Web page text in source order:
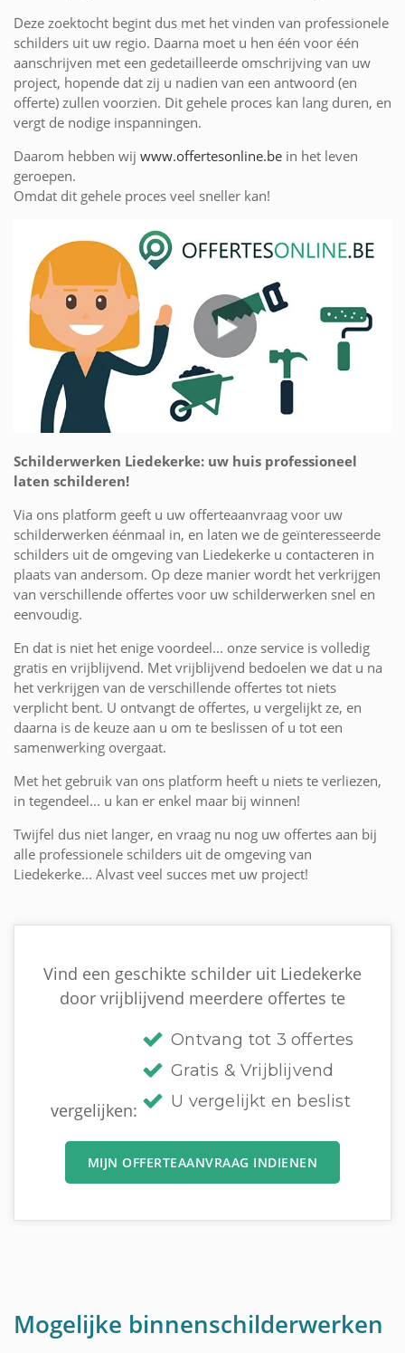
Deze zoektocht begint dus met het vinden van professionele
schilders uit uw regio. Daarna moet u hen één voor één
aanschrijven met een gedetailleerde omschrijving van uw
project, hopende dat zij u nadien van een antwoord (en
offerte) zullen voorzien. Dit gehele proces kan lang duren, en
vergt de nodige inspanningen.
Daarom hebben wij www.offertesonline.be in het leven
geroepen.
Omdat dit gehele proces veel sneller kan!
Schilderwerken Liedekerke: uw huis professioneel
laten schilderen!
Via ons platform geeft u uw offerteaanvraag voor uw
schilderwerken éénmaal in, en laten we de geïnteresseerde
schilders uit de omgeving van Liedekerke u contacteren in
plaats van andersom. Op deze manier wordt het verkrijgen
van verschillende offertes voor uw schilderwerken snel en
eenvoudig.
En dat is niet het enige voordeel... onze service is volledig
gratis en vrijblijvend. Met vrijblijvend bedoelen we dat u na
het verkrijgen van de verschillende offertes tot niets
verplicht bent. U ontvangt de offertes, u vergelijkt ze, en
daarna is de keuze aan u om te beslissen of u tot een
samenwerking overgaat.
Met het gebruik van ons platform heeft u niets te verliezen,
in tegendeel... u kan er enkel maar bij winnen!
Twijfel dus niet langer, en vraag nu nog uw offertes aan bij
alle professionele schilders uit de omgeving van
Liedekerke... Alvast veel succes met uw project!
Vind een geschikte schilder uit Liedekerke
door vrijblijvend meerdere offertes te
vergelijken:
Ontvang tot 3 offertes
Gratis & Vrijblijvend
U vergelijkt en beslist
MIJN OFFERTEAANVRAAG INDIENEN
Mogelijke binnenschilderwerken